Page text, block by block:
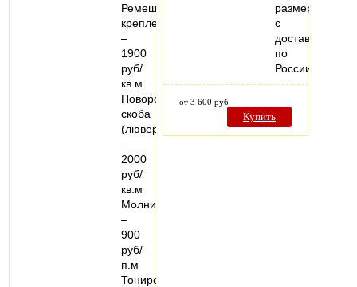
Ремешковое
крепление
–
1900
руб/
кв.м
Поворотная
скоба
(люверс)
–
2000
руб/
кв.м
Молния
–
900
руб/
п.м
Тонированный…
размерам
с
доставкой
по
России
от 3 600 руб
Купить